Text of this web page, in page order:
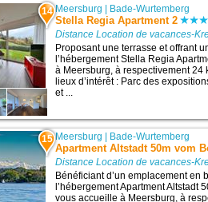
14 Meersburg Bade-Wurtemberg
Stella Regia Apartment 2
Distance Location de vacances-
Proposant une terrasse et offrant
l’hébergement Stella Regia
à Meersburg, à respectivement 24
lieux d’intérêt : Parc des
et ...
15 Meersburg Bade-Wurtemberg
Apartment Altstadt 50m vom
Distance Location de vacances-
Bénéficiant d’un emplacement en
l’hébergement Apartment Altstadt
vous accueille à Meersburg, à